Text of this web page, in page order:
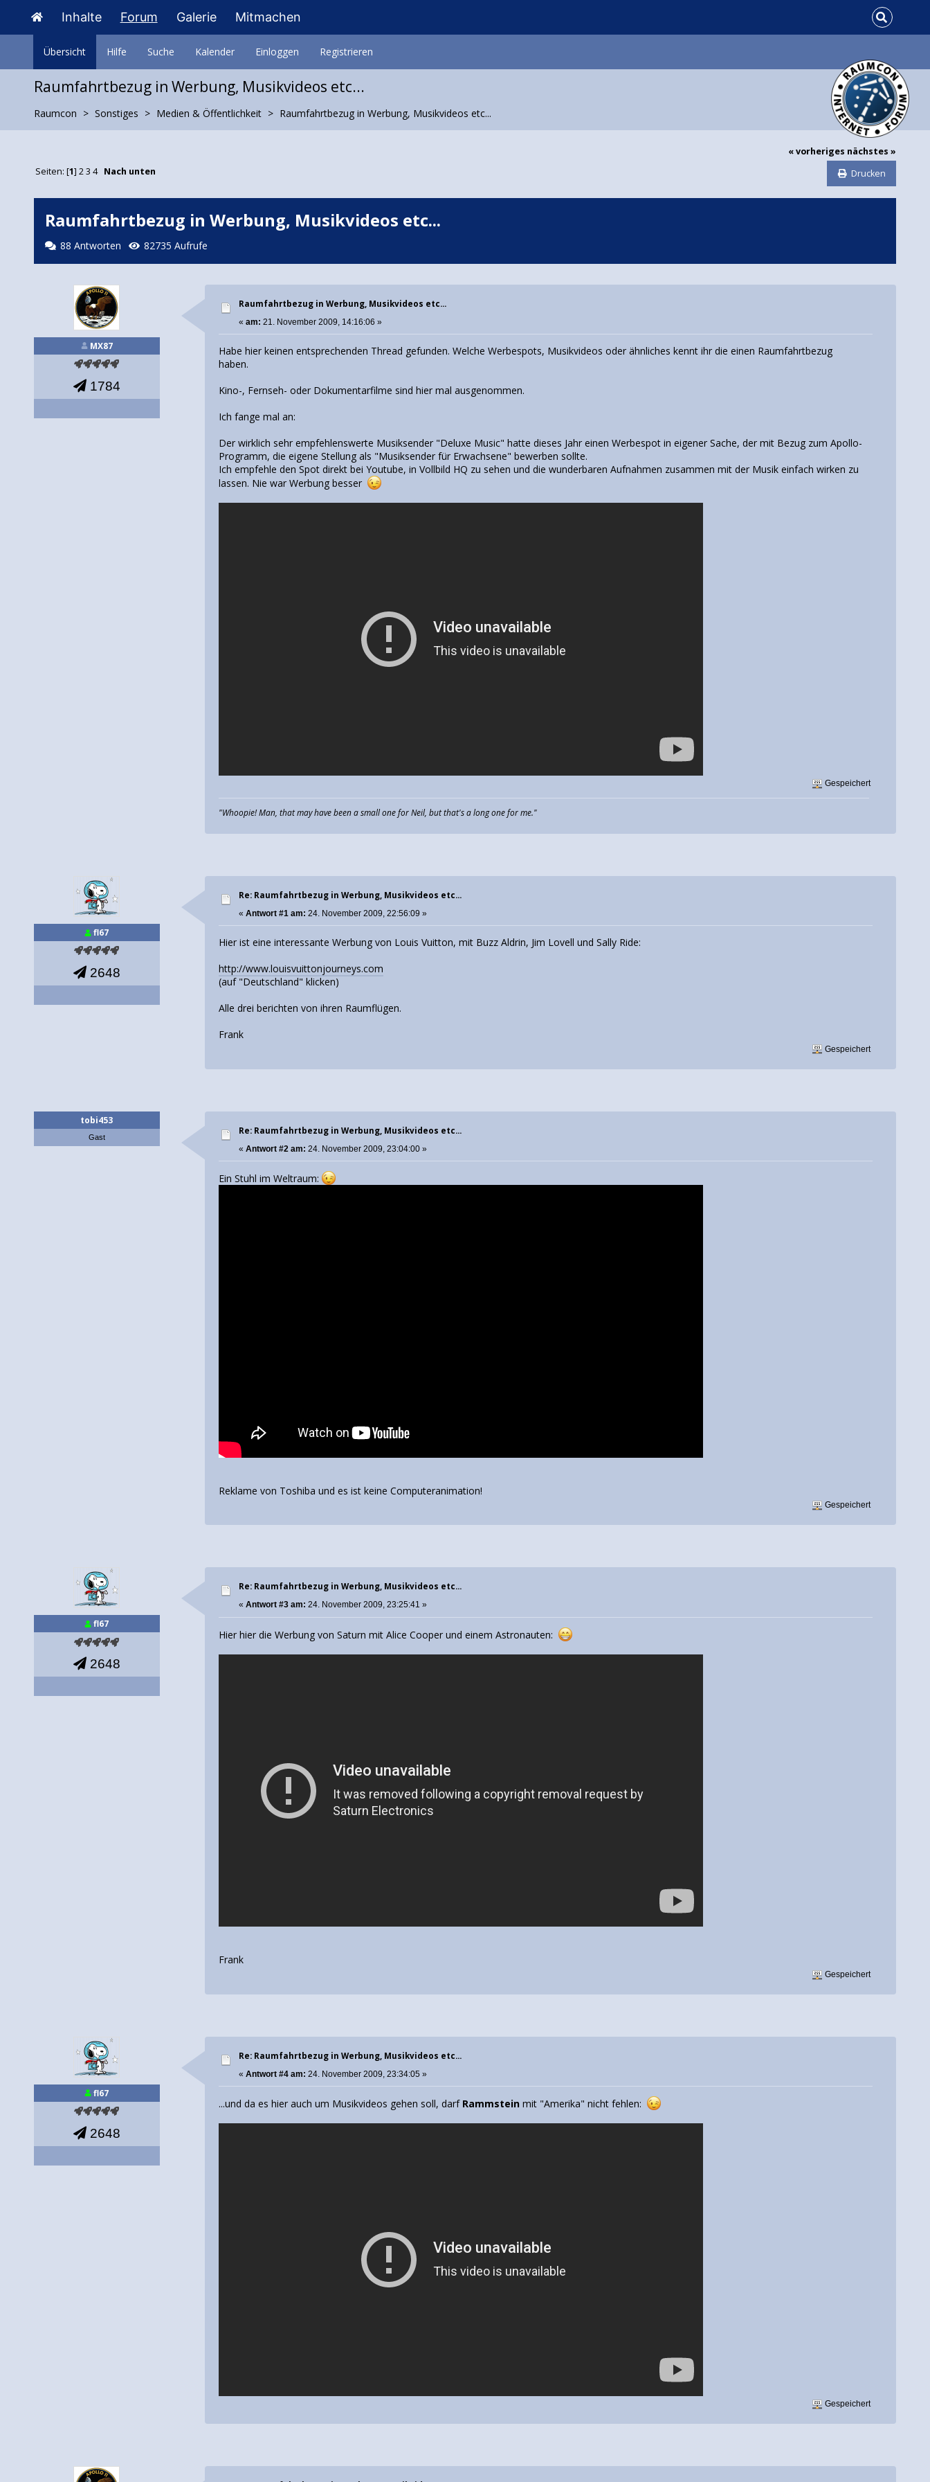
Inhalte Forum Galerie Mitmachen
Übersicht Hilfe Suche Kalender Einloggen Registrieren
Raumfahrtbezug in Werbung, Musikvideos etc...
Raumcon Sonstiges Medien & Öffentlichkeit Raumfahrtbezug in Werbung, Musikvideos etc...
« vorheriges nächstes »
Drucken
Seiten: [1]23 4 Nach unten
Raumfahrtbezug in Werbung, Musikvideos etc...
88 Antworten 82735 Aufrufe
MX87
1784
Raumfahrtbezug in Werbung, Musikvideos etc...
«am: 21. November 2009, 14:16:06 »
Habe hier keinen entsprechenden Thread gefunden. Welche Werbespots, Musikvideos oder ähnliches kennt ihr die einen Raumfahrtbezug
haben.
Kino-, Fernseh- oder Dokumentarfilme sind hier mal ausgenommen.
Ich fange mal an:
Der wirklich sehr empfehlenswerte Musiksender "Deluxe Music" hatte dieses Jahr einen Werbespot in eigener Sache, der mit Bezug zum Apollo-
Programm, die eigene Stellung als "Musiksender für Erwachsene" bewerben sollte.
Ich empfehle den Spot direkt bei Youtube, in Vollbild HQ zu sehen und die wunderbaren Aufnahmen zusammen mit der Musik einfach wirken zu
lassen. Nie war Werbung besser
Gespeichert
"Whoopie! Man, that may have been a small one for Neil, but that's a long one for me."
fl67
2648
Re: Raumfahrtbezug in Werbung, Musikvideos etc...
«Antwort #1 am: 24. November 2009, 22:56:09 »
Hier ist eine interessante Werbung von Louis Vuitton, mit Buzz Aldrin, Jim Lovell und Sally Ride:
http://www.louisvuittonjourneys.com
(auf "Deutschland" klicken)
Alle drei berichten von ihren Raumflügen.
Frank
Gespeichert
tobi453
Gast
Re: Raumfahrtbezug in Werbung, Musikvideos etc...
«Antwort #2 am: 24. November 2009, 23:04:00 »
Ein Stuhl im Weltraum:
Reklame von Toshiba und es ist keine Computeranimation!
Gespeichert
fl67
2648
Re: Raumfahrtbezug in Werbung, Musikvideos etc...
«Antwort #3 am: 24. November 2009, 23:25:41 »
Hier hier die Werbung von Saturn mit Alice Cooper und einem Astronauten:
Frank
Gespeichert
fl67
2648
Re: Raumfahrtbezug in Werbung, Musikvideos etc...
«Antwort #4 am: 24. November 2009, 23:34:05 »
...und da es hier auch um Musikvideos gehen soll, darf Rammstein mit "Amerika" nicht fehlen:
Gespeichert